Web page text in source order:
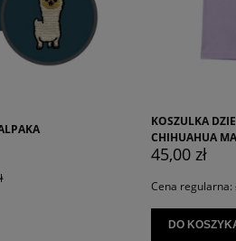
DZIECIĘCA Z NADRUKIEM
MARZYCIEL